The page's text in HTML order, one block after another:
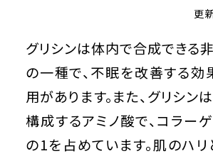
更
グリシンは体内で合成できる
の一種で、不眠を改善する
用があります。また、グリシン
構成するアミノ酸で、コラー
の1を占めています。肌のハ